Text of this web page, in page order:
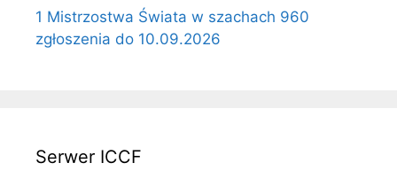
1 Mistrzostwa Świata w szachach 960
zgłoszenia do 10.09.2026
Serwer ICCF